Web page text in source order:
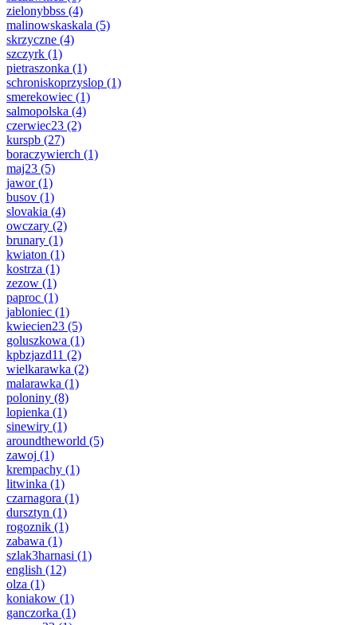
zielonybbss (4)
malinowskaskala (5)
skrzyczne (4)
szczyrk (1)
pietraszonka (1)
schroniskoprzyslop (1)
smerekowiec (1)
salmopolska (4)
czerwiec23 (2)
kurspb (27)
boraczywierch (1)
maj23 (5)
jawor(1)
busov (1)
slovakia (4)
owczary (2)
brunary (1)
kwiaton (1)
kostrza (1)
zezow (1)
paproc (1)
jabloniec (1)
kwiecien23 (5)
goluszkowa (1)
kpbzjazd11 (2)
wielkarawka (2)
malarawka (1)
poloniny (8)
lopienka (1)
sinewiry (1)
aroundtheworld (5)
zawoj (1)
krempachy (1)
litwinka (1)
czarnagora (1)
dursztyn (1)
rogoznik (1)
zabawa (1)
szlak3harnasi (1)
english (12)
olza (1)
koniakow (1)
ganczorka (1)